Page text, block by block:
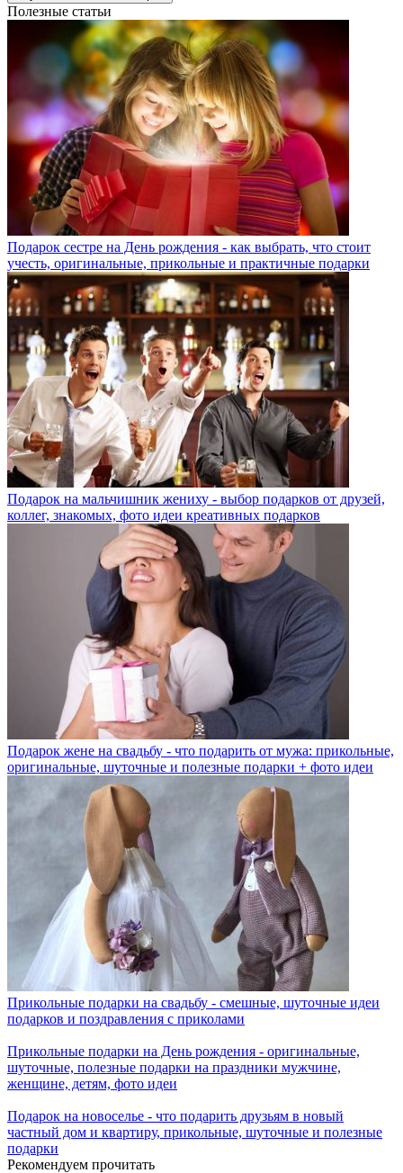
Полезные статьи
Подарок сестре на День рождения - как выбрать, что стоит
учесть, оригинальные, прикольные и практичные подарки
Подарок на мальчишник жениху - выбор подарков от друзей,
коллег, знакомых, фото идеи креативных подарков
Подарок жене на свадьбу - что подарить от мужа: прикольные,
оригинальные, шуточные и полезные подарки + фото идеи
Прикольные подарки на свадьбу - смешные, шуточные идеи
подарков и поздравления с приколами
Прикольные подарки на День рождения - оригинальные,
шуточные, полезные подарки на праздники мужчине,
женщине, детям, фото идеи
Подарок на новоселье - что подарить друзьям в новый
частный дом и квартиру, прикольные, шуточные и полезные
подарки
Рекомендуем прочитать